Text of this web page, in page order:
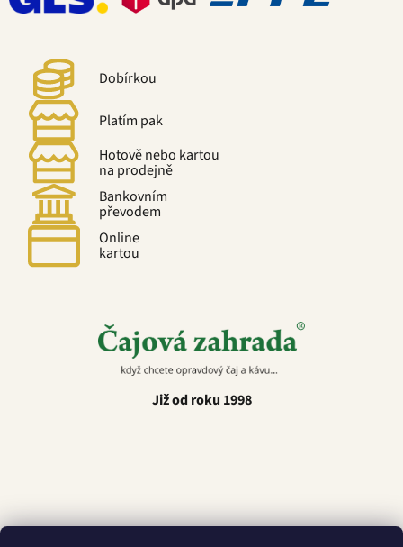
Dobírkou
Platím pak
Hotově nebo kartou
na prodejně
Bankovním
převodem
Online
kartou
Již od roku 1998